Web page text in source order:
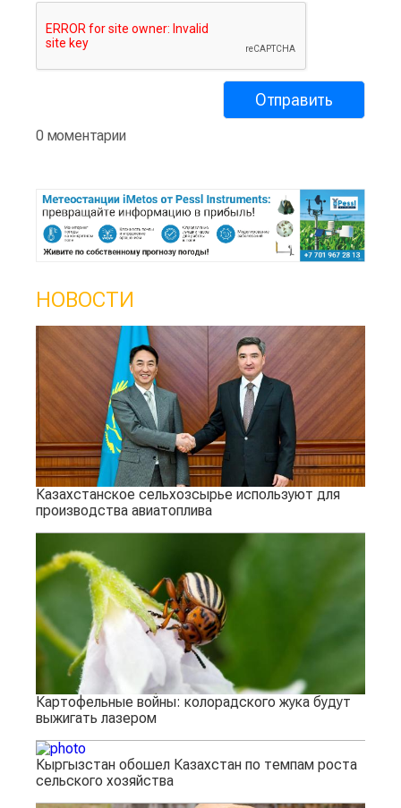
0 моментарии
НОВОСТИ
Казахстанское сельхозсырье используют для
производства авиатоплива
Картофельные войны: колорадского жука будут
выжигать лазером
Кыргызстан обошел Казахстан по темпам роста
сельского хозяйства